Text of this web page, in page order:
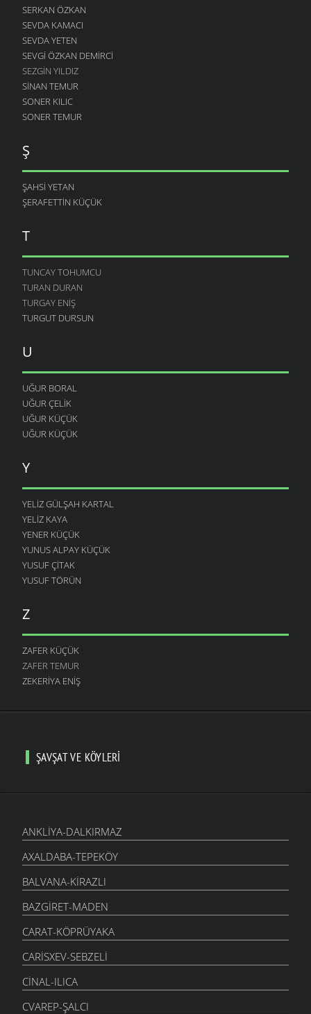
SERKAN ÖZKAN
SEVDA KAMACI
SEVDA YETEN
SEVGI ÖZKAN DEMIRCI
SEZGIN YILDIZ
SINAN TEMUR
SONER KILIC
SONER TEMUR
Ş
ŞAHSI YETAN
ŞERAFETTIN KÜÇÜK
T
TUNCAY TOHUMCU
TURAN DURAN
TURGAY ENIŞ
TURGUT DURSUN
U
UĞUR BORAL
UĞUR ÇELIK
UĞUR KÜÇÜK
UĞUR KÜÇÜK
Y
YELIZ GÜLŞAH KARTAL
YELIZ KAYA
YENER KÜÇÜK
YUNUS ALPAY KÜÇÜK
YUSUF ÇITAK
YUSUF TÖRÜN
Z
ZAFER KÜÇÜK
ZAFER TEMUR
ZEKERIYA ENIŞ
ŞAVŞAT VE KÖYLERI
ANKLIYA-DALKIRMAZ
AXALDABA-TEPEKÖY
BALVANA-KIRAZLI
BAZGIRET-MADEN
CARAT-KÖPRÜYAKA
CARISXEV-SEBZELI
CINAL-ILICA
CVAREP-ŞALCI